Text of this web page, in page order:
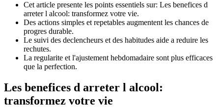
Cet article presente les points essentiels sur: Les benefices d
arreter l alcool: transformez votre vie.
Des actions simples et repetables augmentent les chances de
progres durable.
Le suivi des declencheurs et des habitudes aide a reduire les
rechutes.
La regularite et l'ajustement hebdomadaire sont plus efficaces
que la perfection.
Les benefices d arreter l alcool:
transformez votre vie